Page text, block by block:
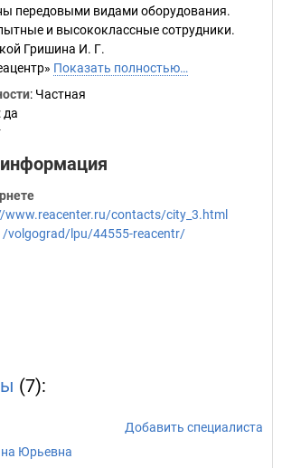
передовыми видами оборудования.
и высококлассные сотрудники.
Гришина И. Г.
Показать полностью…
: Частная
: да
www.reacenter.ru/contacts/city_3.html
/volgograd/lpu/44555-reacentr/
(7):
Добавить специалиста
Юрьевна